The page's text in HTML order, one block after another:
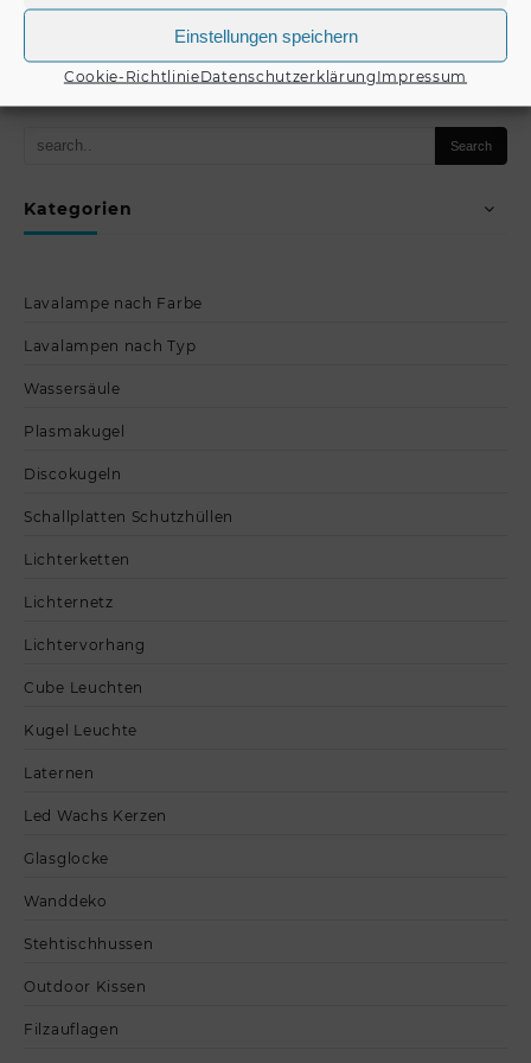
Einstellungen speichern
Cookie-RichtlinieDatenschutzerklärung Impressum
Kategorien
Lavalampe nach Farbe
Lavalampen nach Typ
Wassersäule
Plasmakugel
Discokugeln
Schallplatten Schutzhüllen
Lichterketten
Lichternetz
Lichtervorhang
Cube Leuchten
Kugel Leuchte
Laternen
Led Wachs Kerzen
Glasglocke
Wanddeko
Stehtischhussen
Outdoor Kissen
Filzauflagen